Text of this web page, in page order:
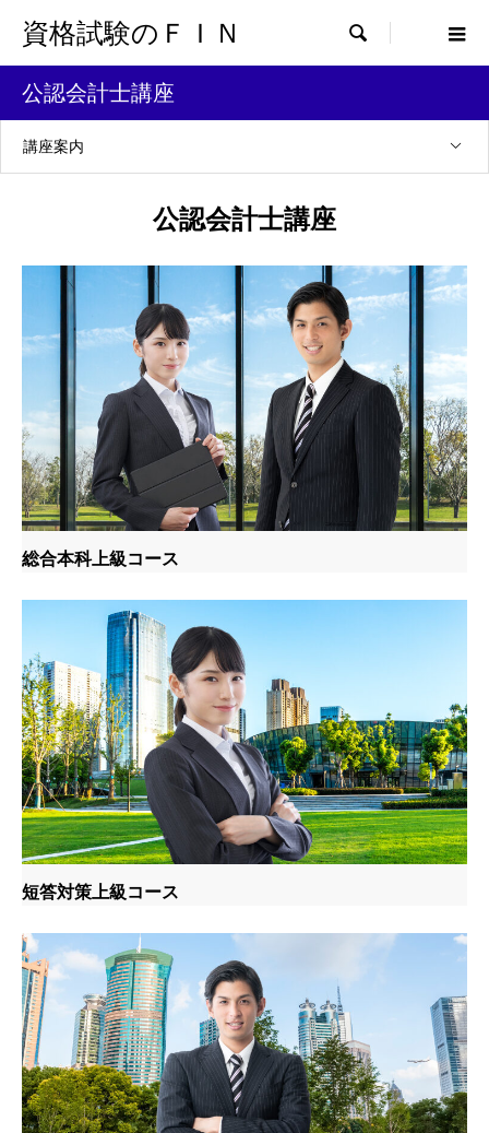
資格試験のＦＩＮ 
公認会計士講座
講座案内
公認会計士講座
総合本科上級コース
短答対策上級コース